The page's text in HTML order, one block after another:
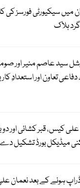
ہلاک
سید عاصم منیر اور
تعاون اور استعدادِ
کیس، قبر کشائی اور
ہونے کے بعد نعمان